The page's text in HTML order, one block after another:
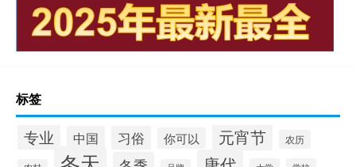
标签
专业 中国 习俗 你可以 元宵节 农历